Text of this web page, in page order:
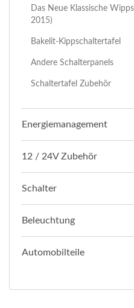
Das Neue Klassische
2015)
Bakelit-Kippschaltertafel
Andere Schalterpanels
Schaltertafel Zubehör
Energiemanagement
12 / 24V Zubehör
Schalter
Beleuchtung
Automobilteile